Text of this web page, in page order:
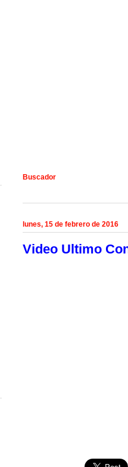
Buscador
lunes, 15 de febrero de 2016
Video Ultimo